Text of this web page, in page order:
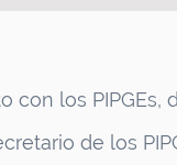
con los PIPGEs,
de los